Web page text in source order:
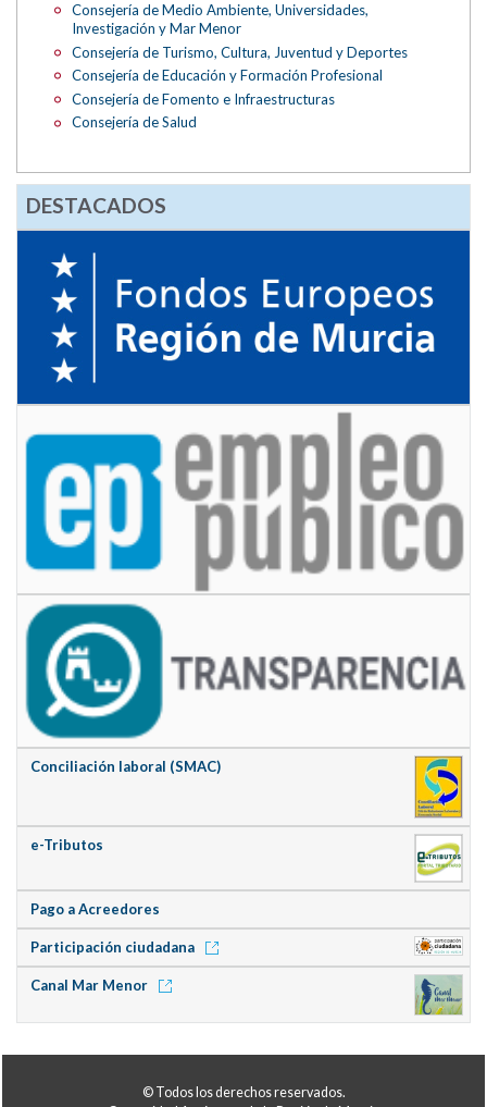
Consejería de Medio Ambiente, Universidades,
Investigación y Mar Menor
Consejería de Turismo, Cultura, Juventud y Deportes
Consejería de Educación y Formación Profesional
Consejería de Fomento e Infraestructuras
Consejería de Salud
DESTACADOS
Conciliación laboral (SMAC)
e-Tributos
Pago a Acreedores
Participación ciudadana
Canal Mar Menor
© Todos los derechos reservados.